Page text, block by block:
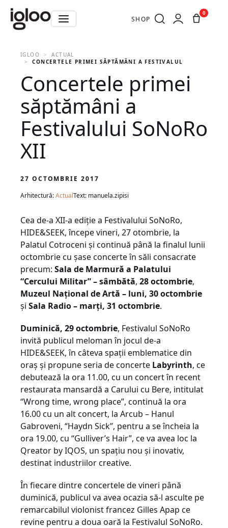
SHOP
0
IGLOO
ACTUAL
CONCERTELE PRIMEI SĂPTĂMÂNI A FESTIVALULUI SONORO
Concertele primei
săptămâni a
Festivalului SoNoRo
XII
27 OCTOMBRIE 2017
Arhitectură:ActualText: manuela.zipisi
Cea de-a XII-a ediție a Festivalului SoNoRo,
HIDE&SEEK, începe vineri, 27 otombrie, la
Palatul Cotroceni și continuă până la finalul lunii
octombrie cu șase concerte în săli consacrate
precum: Sala de Marmură a Palatului
“Cercului Militar” – sâmbătă, 28 octombrie,
Muzeul Național de Artă – luni, 30 octombrie
și Sala Radio – marți, 31 octombrie.
Duminică, 29 octombrie, Festivalul SoNoRo
invită publicul meloman în jocul de-a
HIDE&SEEK, în câteva spații emblematice din
oraș și propune seria de concerte Labyrinth, ce
debutează la ora 11.00, cu un concert în recent
restaurata mansardă a Carului cu Bere, intitulat
“Wrong time, wrong place”, continuă la ora
16.00 cu un alt concert, la Arcub – Hanul
Gabroveni, “Haydn Sick”, pentru a se încheia la
ora 19.00, cu “Gulliver’s Hair”, ce va avea loc la
Qreator by IQOS, un spațiu nou și inovativ,
destinat industriilor creative.
În fiecare dintre concertele de vineri până
duminică, publicul va avea ocazia să-l asculte pe
remarcabilul violonist francez Gilles Apap ce
revine pentru a doua oară la Festivalul SoNoRo.